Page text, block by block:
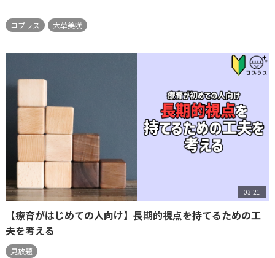
コプラス 大草美咲
03:21
【療育がはじめての人向け】長期的視点を持てるための工
夫を考える
見放題